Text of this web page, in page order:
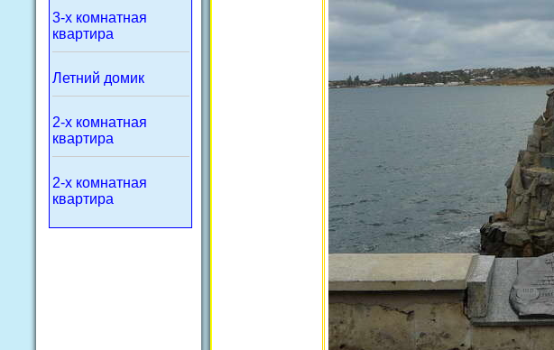
3-х комнатная
квартира
Летний домик
2-х комнатная
квартира
2-х комнатная
квартира